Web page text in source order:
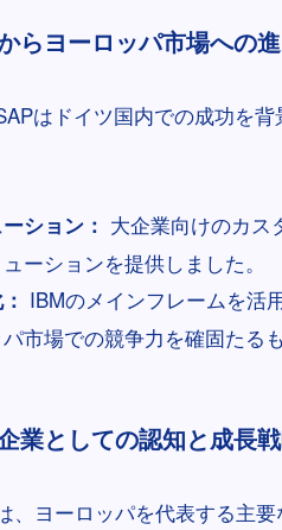
らヨーロッパ市場への進
はドイツ国内での成功を
ション： 大企業向けのカス
ーションを提供しました。
IBMのメインフレームを活
市場での競争力を確固たる
業としての認知と成長
、ヨーロッパを代表する主